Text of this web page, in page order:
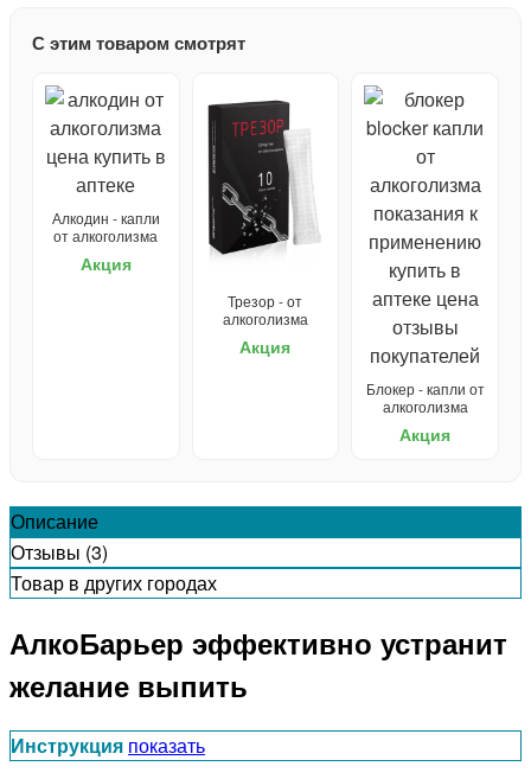
С этим товаром смотрят
Алкодин - капли
от алкоголизма
Акция
Трезор - от
алкоголизма
Акция
Блокер - капли от
алкоголизма
Акция
Описание
Отзывы (3)
Товар в других городах
АлкоБарьер эффективно устранит
желание выпить
Инструкция показать